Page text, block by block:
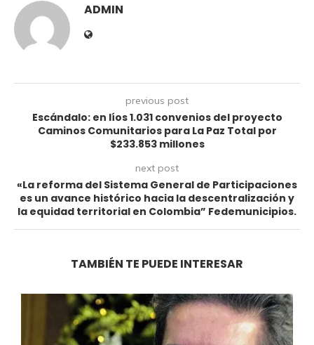
ADMIN
previous post
Escándalo: en líos 1.031 convenios del proyecto
Caminos Comunitarios para La Paz Total por
$233.853 millones
next post
«La reforma del Sistema General de Participaciones
es un avance histórico hacia la descentralización y
la equidad territorial en Colombia” Fedemunicipios.
TAMBIÉN TE PUEDE INTERESAR